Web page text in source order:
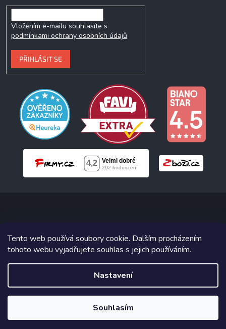
Tento web používá soubory cookie. Dalším procházením
tohoto webu vyjadřujete souhlas s jejich používáním.
Nastavení
Souhlasím
Vložením e-mailu souhlasíte s
podmínkami ochrany osobních údajů
PŘIHLÁSIT SE
Copyright 2026 Neonabytek.cz
. Všechna práva vyhrazena.
Grafický návrh vytvořil a na Shoptet implementoval Tomáš Hlad
Shoptetak.cz.